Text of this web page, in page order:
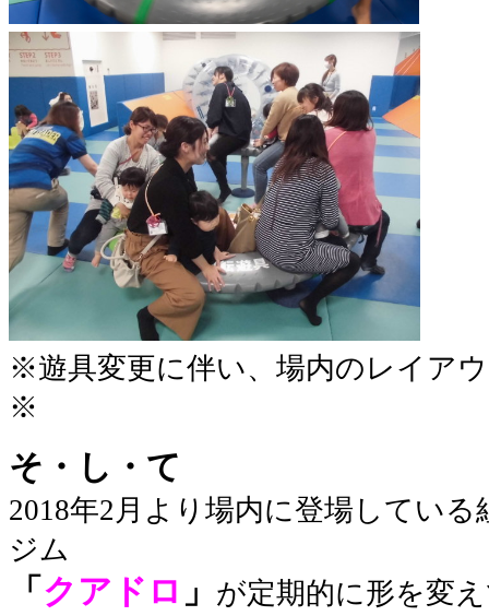
※遊具変更に伴い、場内のレイア
※
そ・し・て
2018年2月より場内に登場してい
ジム
「 クアドロ 」 が定期的に形を変